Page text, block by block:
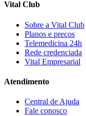
Vital Club
Sobre a Vital Club
Planos e preços
Telemedicina 24h
Rede credenciada
Vital Empresarial
Atendimento
Central de Ajuda
Fale conosco